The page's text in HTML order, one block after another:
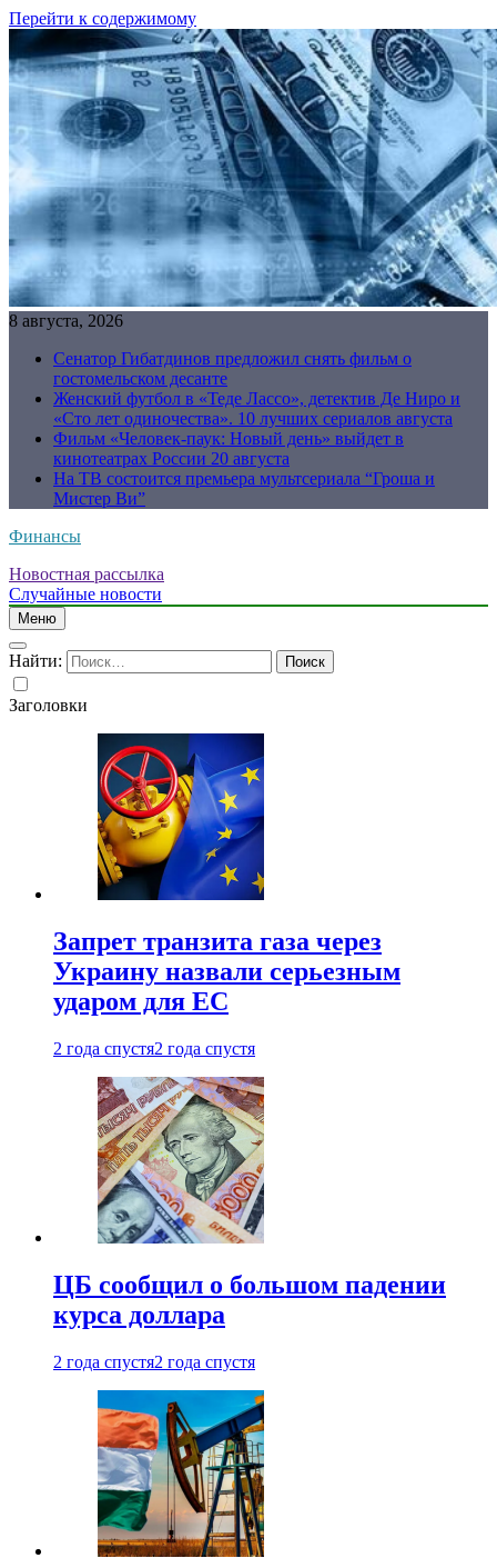
Перейти к содержимому
8 августа, 2026
Сенатор Гибатдинов предложил снять фильм о
гостомельском десанте
Женский футбол в «Теде Лассо», детектив Де Ниро и
«Сто лет одиночества». 10 лучших сериалов августа
Фильм «Человек-паук: Новый день» выйдет в
кинотеатрах России 20 августа
На ТВ состоится премьера мультсериала “Гроша и
Мистер Ви”
Финансы
Новостная рассылка
Случайные новости
Меню
Найти:
Заголовки
Запрет транзита газа через
Украину назвали серьезным
ударом для ЕС
2 года спустя2 года спустя
ЦБ сообщил о большом падении
курса доллара
2 года спустя2 года спустя